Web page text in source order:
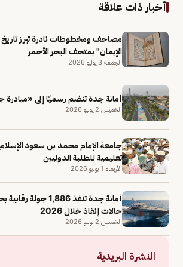
أخبار ذات علاقة
مصاحف ومخطوطات نادرة تبرز تاريخ
الإيمان" بمتحف البحر الأحمر
الجمعة 3 يوليو 2026
أمانة جدة تنضم رسميًا إلى «مبادرة
الخميس 2 يوليو 2026
جامعة الإمام محمد بن سعود
تعليمية للطلبة الدوليين
الأربعاء 1 يوليو 2026
حالات إنقاذ خلال 2026
الخميس 2 يوليو 2026
النشرة البريدية